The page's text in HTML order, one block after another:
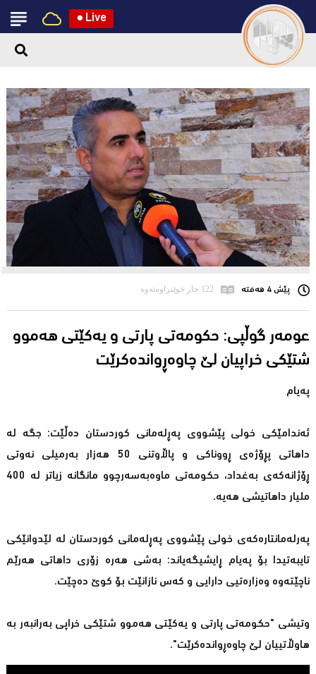
● Live
پێش 4 هەفتە 122 جار خوێنراوەتەوە
عومەر گوڵپی: حکومەتى پارتى و یەکێتى هەموو
شتێکى خراپیان لێ چاوەڕواندەکرێت
پەیام
ئەندامێكی خولی پێشووی پەڕلەمانی كوردستان دەڵێت: جگە لە
داهاتی پڕۆژەی ڕووناكی و پاڵاوتنی 50 هەزار بەرمیلی نەوتی
ڕۆژانەكەی بەغداد، حكومەتی ماوەبەسەرچوو مانگانە زیاتر لە 400
ملیار داهاتیشی هەیە.
پەرلەمانتارەكەی خولی پێشووی پەڕلەمانی كوردستان لە لێدوانێكی
تایبەتیدا بۆ پەیام ڕایشیگەیاند: بەشی هەرە زۆری داهاتی هەرێم
ناچێتەوە وەزارەتیی دارایی و كەس نازانێت بۆ كوێ دەچێت.
وتیشى "حکومەتى پارتى و یەکێتى هەموو شتێکى خراپى بەرانبەر بە
هاوڵاتییان لێ چاوەڕواندەکرێت".